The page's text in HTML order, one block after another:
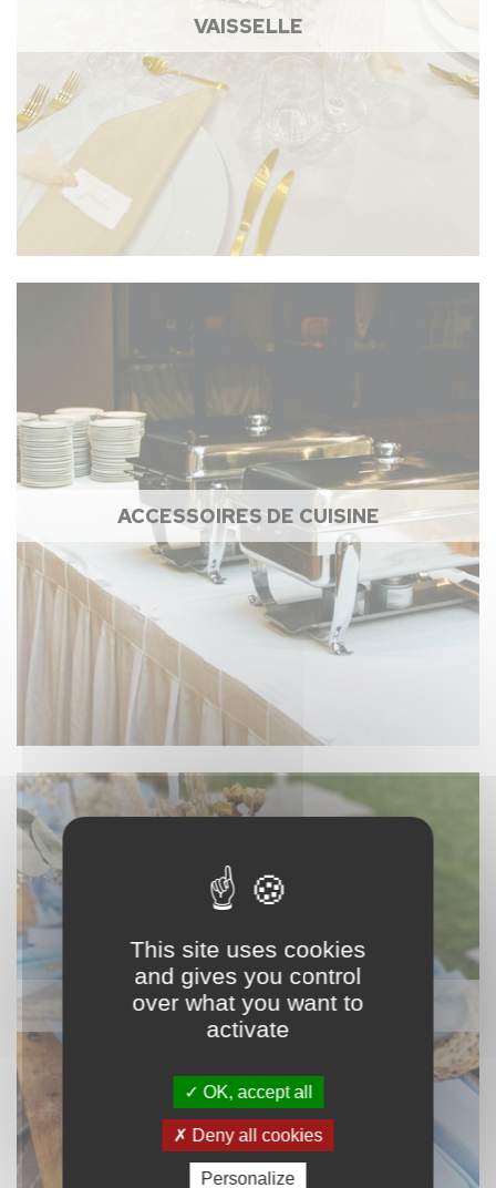
VAISSELLE
ACCESSOIRES DE CUISINE
NAPPAGE ET TEXTILE
This site uses cookies
and gives you control
over what you want to
activate
OK, accept all
Deny all cookies
Personalize